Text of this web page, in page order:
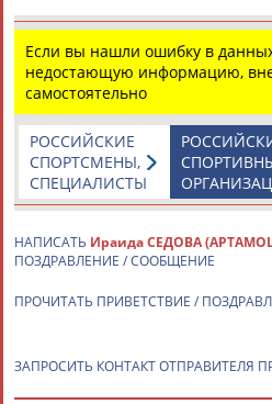
Вопросы сотрудничества и совместной
© Стадион, 1998-2026
Разработка и поддержка ООО НАИТ
Адресов в новостной рассылке: 996
Подпишись
Если вы нашли ошибку в
недостающую информацию,
самостоятельно
РОССИЙСКИЕ
СПОРТСМЕНЫ,
СПЕЦИАЛИСТЫ
НАПИСАТЬ Ираида СЕДОВА
ПОЗДРАВЛЕНИЕ / СООБЩЕНИЕ
ПРОЧИТАТЬ ПРИВЕТСТВИЕ /
ЗАПРОСИТЬ КОНТАКТ ОТПРАВИТЕЛЯ